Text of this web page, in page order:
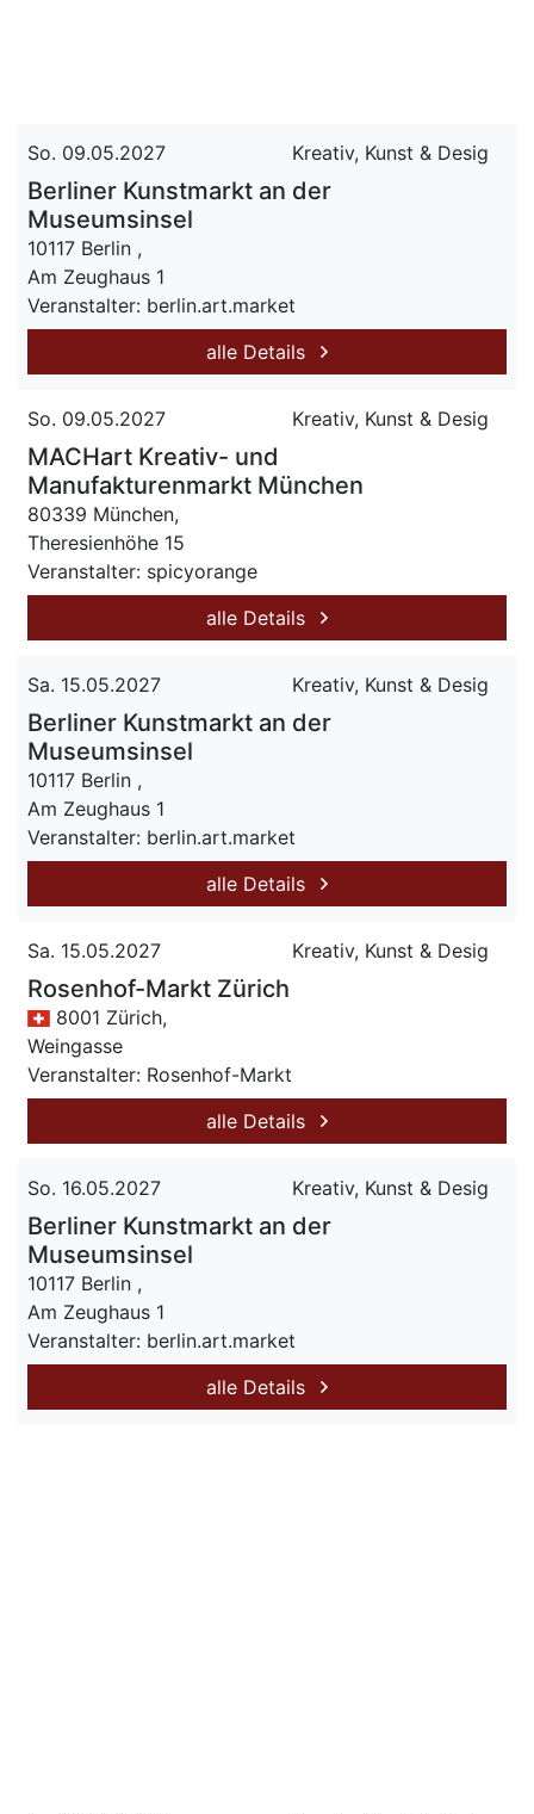
So. 09.05.2027 Kreativ, Kunst & Desig
Berliner Kunstmarkt an der
Museumsinsel
10117 Berlin ,
Am Zeughaus 1
Veranstalter: berlin.art.market
alle Details
So. 09.05.2027 Kreativ, Kunst & Desig
MACHart Kreativ- und
Manufakturenmarkt München
80339 München,
Theresienhöhe 15
Veranstalter: spicyorange
alle Details
Sa. 15.05.2027 Kreativ, Kunst & Desig
Berliner Kunstmarkt an der
Museumsinsel
10117 Berlin ,
Am Zeughaus 1
Veranstalter: berlin.art.market
alle Details
Sa. 15.05.2027 Kreativ, Kunst & Desig
Rosenhof-Markt Zürich
8001 Zürich,
Weingasse
Veranstalter: Rosenhof-Markt
alle Details
So. 16.05.2027 Kreativ, Kunst & Desig
Berliner Kunstmarkt an der
Museumsinsel
10117 Berlin ,
Am Zeughaus 1
Veranstalter: berlin.art.market
alle Details